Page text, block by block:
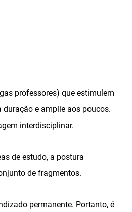
professores) que estimulem
e amplie aos poucos.
interdisciplinar.
de estudo, a postura
de fragmentos.
permanente. Portanto, é